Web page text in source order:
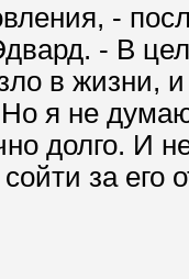
-
- В
в жизни,
Но я не
долго. И
за его